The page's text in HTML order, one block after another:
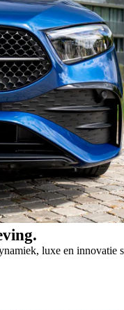
luxe en innovatie